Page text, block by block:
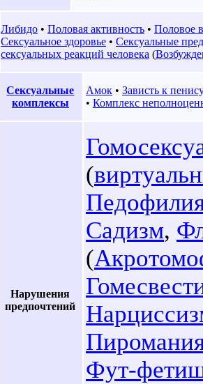
Либидо • Половая активность • Половое
Сексуальное здоровье • Сексуальные
сексуальных реакций человека (
Сексуальные
комплексы
Амок • Зависть к
• Комплекс
Нарушения
предпочтений
(
Садизм,
(
Фут-